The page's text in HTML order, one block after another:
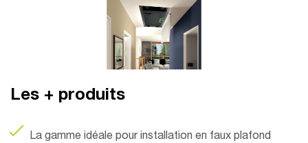
Les + produits
La gamme idéale pour installation en faux plafond